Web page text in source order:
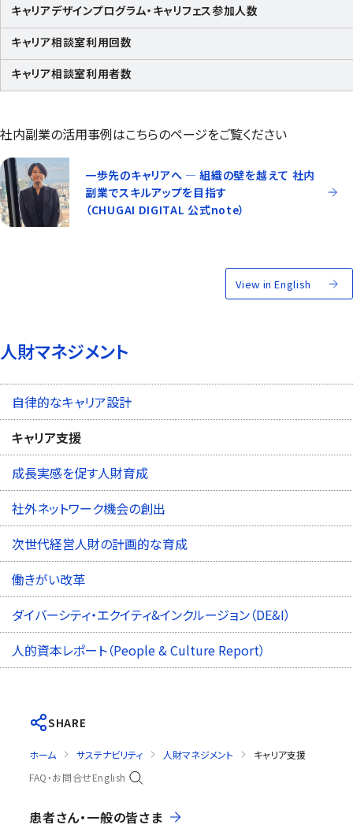
キャリアデザインプログラム・キャリフェス参加人数
キャリア相談室利用回数
キャリア相談室利用者数
社内副業の活用事例はこちらのページをご覧ください
一歩先のキャリアへ ― 組織の壁を越えて 社内
副業でスキルアップを目指す
（CHUGAI DIGITAL 公式note）
View in English
人財マネジメント
自律的なキャリア設計
キャリア支援
成長実感を促す人財育成
社外ネットワーク機会の創出
次世代経営人財の計画的な育成
働きがい改革
ダイバーシティ・エクイティ&インクルージョン（DE&I）
人的資本レポート（People & Culture Report）
SHARE
ホーム サステナビリティ 人財マネジメント
キャリア支援
FAQ・お問合せEnglish
患者さん・一般の皆さま